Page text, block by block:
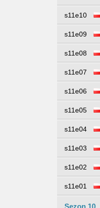
s11e10
s11e09
s11e08
s11e07
s11e06
s11e05
s11e04
s11e03
s11e02
s11e01
Sezon 10